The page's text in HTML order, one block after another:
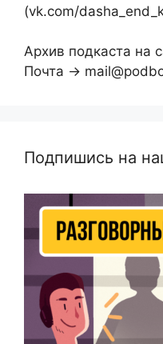
(vk.com/
Архив подкаста на
Почта →
Подпишись на